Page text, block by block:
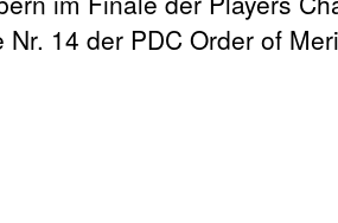
14 der PDC Order of